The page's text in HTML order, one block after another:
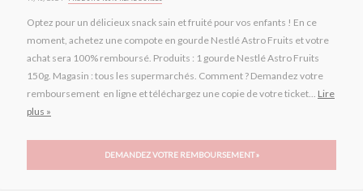
Optez pour un délicieux snack sain et fruité pour vos enfants ! En ce
moment, achetez une compote en gourde Nestlé Astro Fruits et votre
achat sera 100% remboursé. Produits : 1 gourde Nestlé Astro Fruits
150g. Magasin : tous les supermarchés. Comment ? Demandez votre
remboursement en ligne et téléchargez une copie de votre ticket... Lire
plus »
DEMANDEZ VOTRE REMBOURSEMENT »